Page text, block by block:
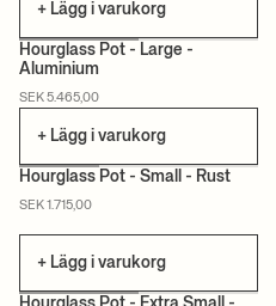
+ Lägg i varukorg
Hourglass Pot - Large -
Aluminium
SEK 5.465,00
+ Lägg i varukorg
Hourglass Pot - Small - Rust
SEK 1.715,00
+ Lägg i varukorg